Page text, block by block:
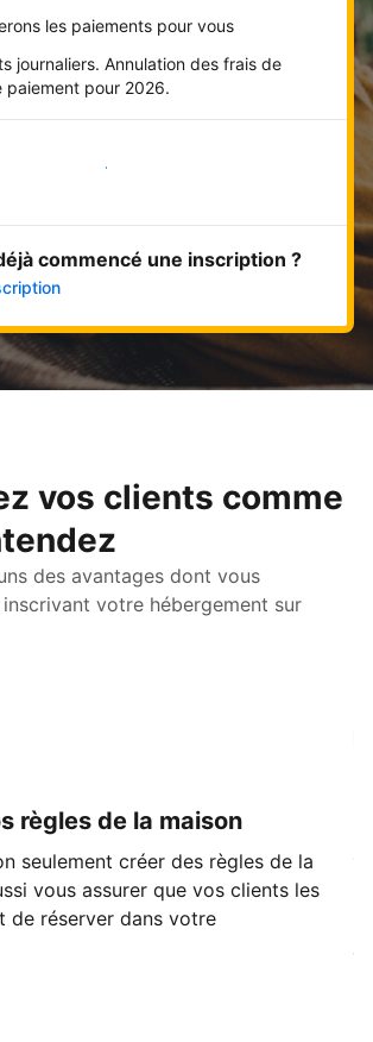
les paiements pour vous
journaliers. Annulation des frais de
paiement pour 2026.
Démarrer maintenant
commencé une inscription ?
vos clients comme
des avantages dont vous
votre hébergement sur
règles de la maison
seulement créer des règles de la
vous assurer que vos clients les
de réserver dans votre